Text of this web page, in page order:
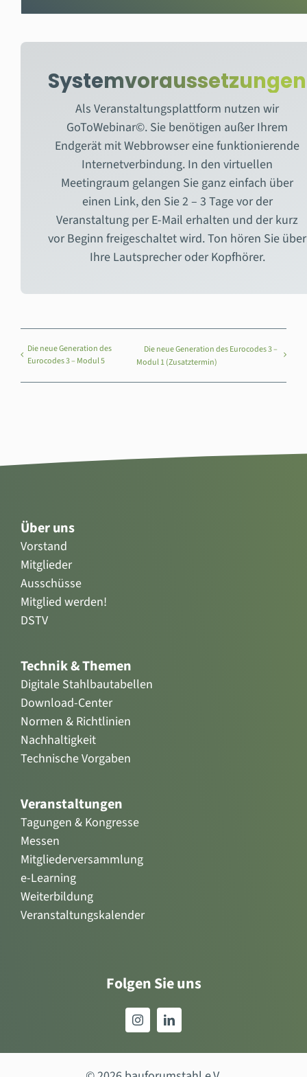
Systemvoraussetzungen
Als Veranstaltungsplattform nutzen wir
GoToWebinar©. Sie benötigen außer Ihrem
Endgerät mit Webbrowser eine funktionierende
Internetverbindung. In den virtuellen
Meetingraum gelangen Sie ganz einfach über
einen Link, den Sie 2 – 3 Tage vor der
Veranstaltung per E-Mail erhalten und der kurz
vor Beginn freigeschaltet wird. Ton hören Sie über
Ihre Lautsprecher oder Kopfhörer.
Die neue Generation des
Eurocodes 3 – Modul 5
Die neue Generation des Eurocodes 3 –
Modul 1 (Zusatztermin)
Über uns
Vorstand
Mitglieder
Ausschüsse
Mitglied werden!
DSTV
Technik & Themen
Digitale Stahlbautabellen
Download-Center
Normen & Richtlinien
Nachhaltigkeit
Technische Vorgaben
Veranstaltungen
Tagungen & Kongresse
Messen
Mitgliederversammlung
e-Learning
Weiterbildung
Veranstaltungskalender
Folgen Sie uns